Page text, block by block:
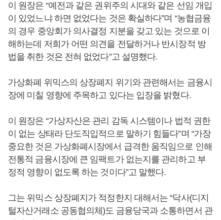
이 원장은 “예전과 같은 권위주의 시대와 같은 선임 개입
이 있었느냐 하면 없었다는 것은 확실하다”며 “농협금융
의 경우 중앙회가 의사결정 지분을 갖고 있는 것으로 이
해하는데 저희가 어떤 의견을 전달하거나 반시장적 방
법을 취한 것은 전혀 없었다”고 설명했다.
가상화폐 위믹스의 상장폐지 위기와 관련해서는 금융시
장에 미칠 영향에 주목하고 있다는 입장을 밝혔다.
이 원장은 “가상자산은 관리 감독 시스템이나 법적 권한
이 없는 상태라 단도직입적으로 말하기 힘들다”며 “가장
중요한 것은 가상화폐시장에서 급격한 움직임으로 인해
전통적 금융시장에 큰 임팩트가 없는지를 관리하고 부
정적 영향이 없도록 하는 것이다”고 말했다.
그는 위믹스 상장폐지가 적정한지 대해서는 “닥사(디지
털자산거래소 공동협의체)도 금융당국과 소통하면서 관